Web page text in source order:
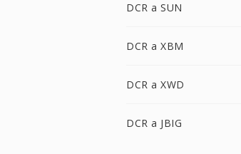
DCR a SUN
DCR a XBM
DCR a XWD
DCR a JBIG